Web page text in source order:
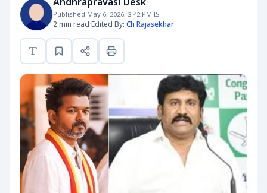
Andhrapravasi Desk
Published May 6, 2026, 3:42 PM IST
2 min read·Edited By: Ch Rajasekhar